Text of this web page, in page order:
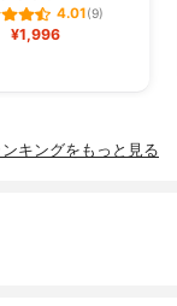
4.01(9)
¥1,996
キングをもっと見る